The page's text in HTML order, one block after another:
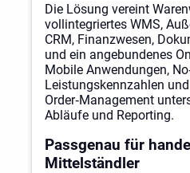
Die Lösung vereint
vollintegriertes WMS,
CRM, Finanzwesen,
und ein angebundenes
Mobile Anwendungen,
Leistungskennzahlen
Order‑Management
Abläufe und Reporting.
Passgenau für
Mittelständler